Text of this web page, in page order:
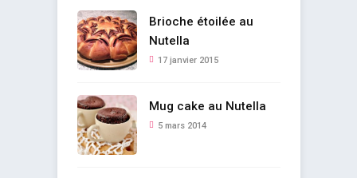
Brioche étoilée au
Nutella
17 janvier 2015
Mug cake au Nutella
5 mars 2014